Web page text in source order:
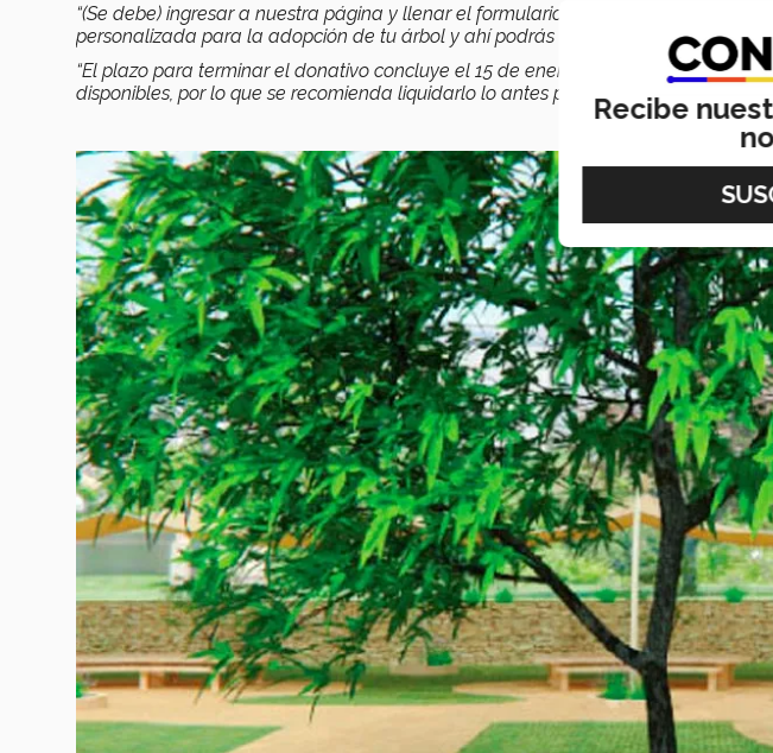
“(Se debe) ingresar a nuestra página y llenar el formulario, posterior a esto, se te
personalizada para la adopción de tu árbol y ahí podrás realizar tu donativo.
“El plazo para terminar el donativo concluye el 15 de enero del 2021. Es
disponibles, por lo que se recomienda liquidarlo lo antes posible”
, señaló.
Recibe